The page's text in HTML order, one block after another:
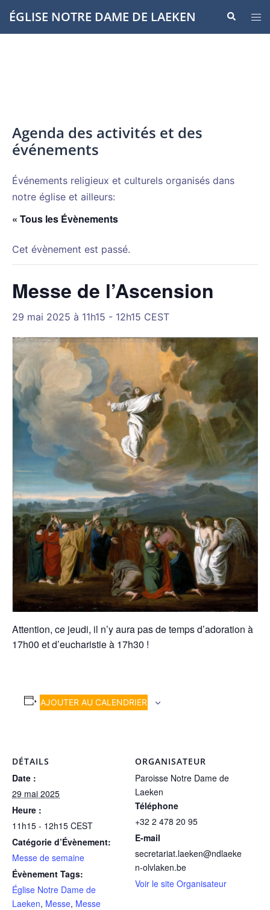
Aller
auÉGLISE NOTRE DAME DE LAEKEN
le
Agenda des activités et des
événements
Événements religieux et culturels organisés dans
notre église et ailleurs:
« Tous les Évènements
Cet évènement est passé.
Messe de l’Ascension
29 mai 2025 à 11h15 - 12h15 CEST
Attention, ce jeudi, il n’y aura pas de temps d’adoration à
17h00 et d’eucharistie à 17h30 !
AJOUTER AU CALENDRIER
DÉTAILS
Date :
29 mai 2025
Heure :
11h15 - 12h15 CEST
Catégorie d’Évènement:
Messe de semaine
Évènement Tags:
Église Notre Dame de
Laeken, Messe, Messe
ORGANISATEUR
Paroisse Notre Dame de
Laeken
Téléphone
+32 2 478 20 95
E-mail
secretariat.laeken@ndlaeke
n-olvlaken.be
Voir le site Organisateur